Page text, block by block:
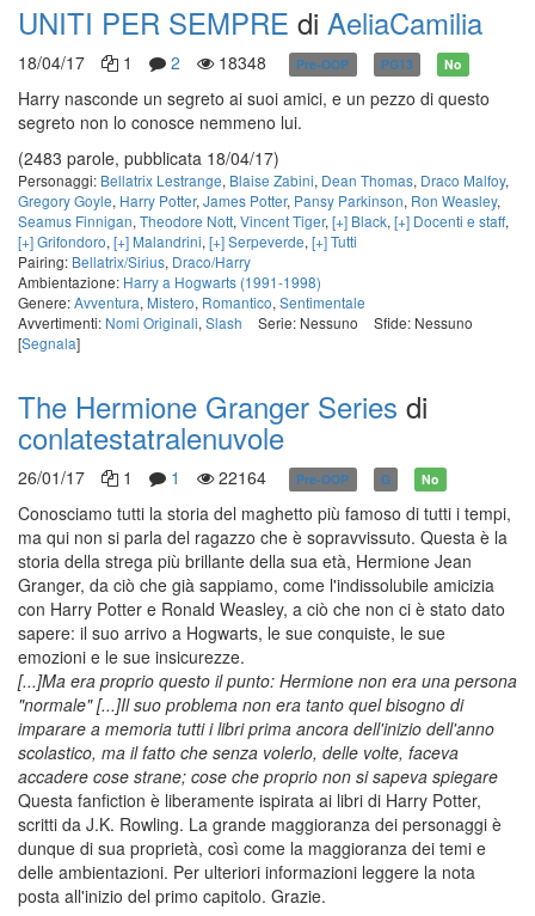
UNITI PER SEMPRE di AeliaCamilia
18/04/17 1 2 18348 Pre-OOP PG13 No
Harry nasconde un segreto ai suoi amici, e un pezzo di questo
segreto non lo conosce nemmeno lui.
(2483 parole, pubblicata 18/04/17)
Personaggi: Bellatrix Lestrange, Blaise Zabini, Dean Thomas, Draco Malfoy,
Gregory Goyle, Harry Potter, James Potter, Pansy Parkinson, Ron Weasley,
Seamus Finnigan, Theodore Nott, Vincent Tiger, [+] Black, [+] Docenti e staff,
[+] Grifondoro, [+] Malandrini, [+] Serpeverde, [+] Tutti
Pairing: Bellatrix/Sirius, Draco/Harry
Ambientazione: Harry a Hogwarts (1991-1998)
Genere:Avventura, Mistero, Romantico, Sentimentale
Avvertimenti: Nomi Originali, Slash Serie: Nessuno
Sfide: Nessuno
[Segnala]
The Hermione Granger Series di
conlatestatralenuvole
26/01/17 1 1 22164 Pre-OOP G No
Conosciamo tutti la storia del maghetto più famoso di tutti i tempi,
ma qui non si parla del ragazzo che è sopravvissuto. Questa è la
storia della strega più brillante della sua età, Hermione Jean
Granger, da ciò che già sappiamo, come l'indissolubile amicizia
con Harry Potter e Ronald Weasley, a ciò che non ci è stato dato
sapere: il suo arrivo a Hogwarts, le sue conquiste, le sue
emozioni e le sue insicurezze.
[...]Ma era proprio questo il punto: Hermione non era una persona
"normale" [...]Il suo problema non era tanto quel bisogno di
imparare a memoria tutti i libri prima ancora dell'inizio dell'anno
scolastico, ma il fatto che senza volerlo, delle volte, faceva
accadere cose strane; cose che proprio non si sapeva spiegare
Questa fanfiction è liberamente ispirata ai libri di Harry Potter,
scritti da J.K. Rowling. La grande maggioranza dei personaggi è
dunque di sua proprietà, così come la maggioranza dei temi e
delle ambientazioni. Per ulteriori informazioni leggere la nota
posta all'inizio del primo capitolo. Grazie.